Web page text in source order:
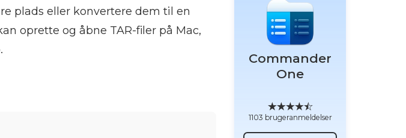
plads eller konvertere dem til en
oprette og åbne TAR-filer på Mac,
Commander
One
1103 brugeranmeldelser